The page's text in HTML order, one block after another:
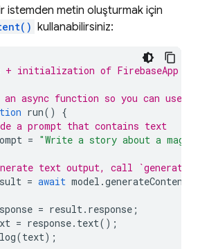
istemden metin oluşturmak için
kullanabilirsiniz:
initialization of FirebaseApp and
async function so you can use
run()
{
a prompt that contains text
= "Write a story about a magic
text output, call
= await model .generateContent
= result. response ;
= response. text();
log(text);